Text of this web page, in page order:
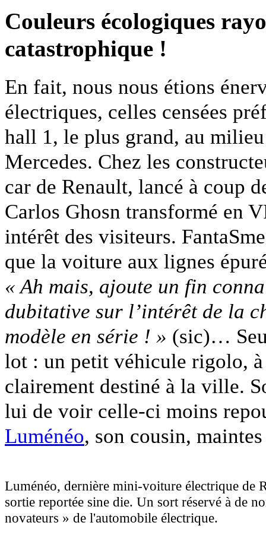
Couleurs écologiques
catastrophique !
En fait, nous nous étions
électriques, celles censées
hall 1, le plus grand, au
Mercedes. Chez les
car de Renault, lancé à coup
Carlos Ghosn transformé en
intérêt des visiteurs.
que la voiture aux lignes
« Ah mais, ajoute un fin
dubitative sur l’intérêt de la
modèle en série ! » (sic)…
lot : un petit véhicule rigolo,
clairement destiné à la ville.
lui de voir celle-ci moins
Luménéo, son cousin,
Luménéo, dernière mini-voiture électrique de
sortie reportée sine die. Un sort réservé à de
novateurs » de l'automobile électrique.